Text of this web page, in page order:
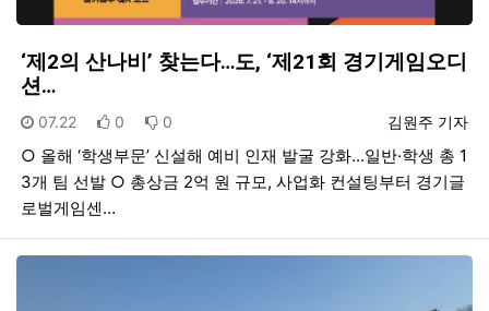
‘제2의 산나비’ 찾는다…도, ‘제21회 경기게임오디
션…
등록자
김원주 기자
등록일
07.22 추천
0 비추천
0
○ 올해 ‘학생부문’ 신설해 예비 인재 발굴 강화...일반·학생 총 1
3개 팀 선발 ○ 총상금 2억 원 규모, 사업화 컨설팅부터 경기글
로벌게임센…